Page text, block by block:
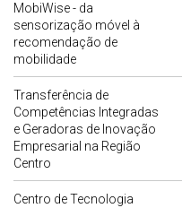
MobiWise - da
sensorização móvel à
recomendação de
mobilidade
Transferência de
Competências Integradas
e Geradoras de Inovação
Empresarial na Região
Centro
Centro de Tecnologia